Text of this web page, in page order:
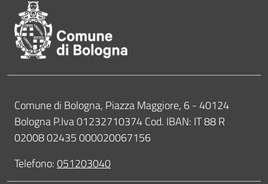
Contatti
Comune di Bologna, Piazza Maggiore, 6 - 40124
Bologna P.Iva 01232710374 Cod. IBAN: IT 88 R
02008 02435 000020067156
Telefono:051203040